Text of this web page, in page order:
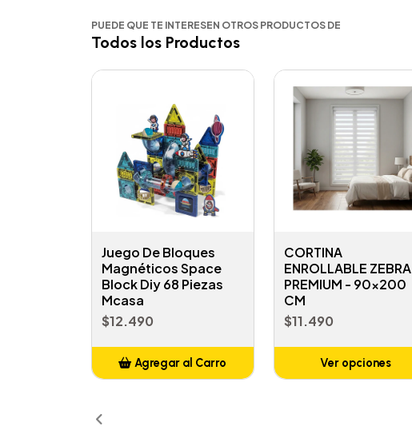
PUEDE QUE TE INTERESEN OTROS PRODUCTOS DE
Todos los Productos
Juego De Bloques
Magnéticos Space
Block Diy 68 Piezas
Mcasa
$12.490
Agregar al Carro
CORTINA
ENROLLABLE ZEBRA
PREMIUM - 90x200
CM
$11.490
Ver opciones